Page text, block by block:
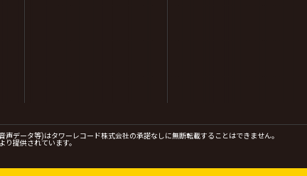
データ等)はタワーレコード株式会社の承諾なしに無断転載することはできません。
提供されています。